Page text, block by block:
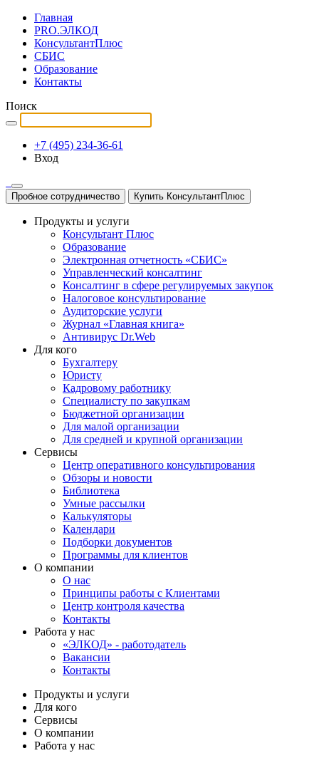
Главная
PRO.ЭЛКОД
КонсультантПлюс
СБИС
Образование
Контакты
Поиск
+7 (495) 234-36-61
Вход
Пробное сотрудничество Купить КонсультантПлюс
Продукты и услуги
Консультант Плюс
Образование
Электронная отчетность «СБИС»
Управленческий консалтинг
Консалтинг в сфере регулируемых закупок
Налоговое консультирование
Аудиторские услуги
Журнал «Главная книга»
Антивирус Dr.Web
Для кого
Бухгалтеру
Юристу
Кадровому работнику
Специалисту по закупкам
Бюджетной организации
Для малой организации
Для средней и крупной организации
Сервисы
Центр оперативного консультирования
Обзоры и новости
Библиотека
Умные рассылки
Калькуляторы
Календари
Подборки документов
Программы для клиентов
О компании
О нас
Принципы работы с Клиентами
Центр контроля качества
Контакты
Работа у нас
«ЭЛКОД» - работодатель
Вакансии
Контакты
Продукты и услуги
Для кого
Сервисы
О компании
Работа у нас